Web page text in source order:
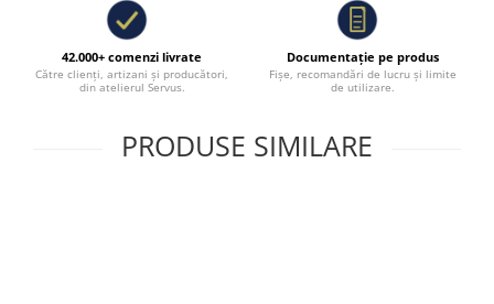
42.000+ comenzi livrate
Către clienți, artizani și producători,
din atelierul Servus.
Documentație pe produs
Fișe, recomandări de lucru și limite
de utilizare.
PRODUSE SIMILARE